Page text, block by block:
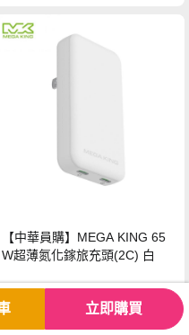
【中華員購】MEGA KING 65
W超薄氮化鎵旅充頭(2C) 白
$1,090
立即購買